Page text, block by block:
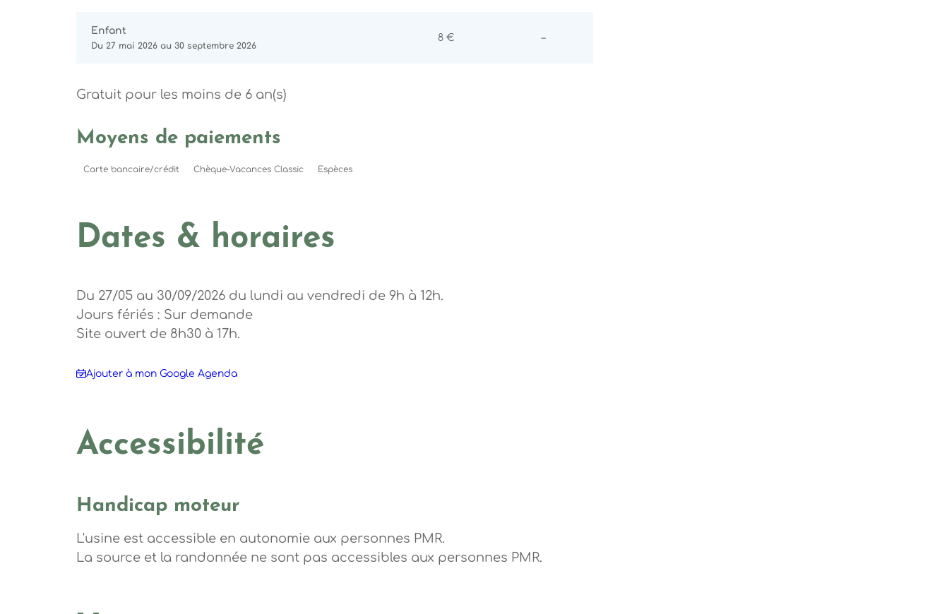
Enfant
Du 27 mai 2026 au 30 septembre 2026
8 € –Non communiqué
Gratuit pour les moins de 6 an(s)
Moyens de paiements
Carte bancaire/crédit Chèque-Vacances Classic Espèces
Dates & horaires
Du 27/05 au 30/09/2026 du lundi au vendredi de 9h à 12h.
Jours fériés : Sur demande
Site ouvert de 8h30 à 17h.
Ajouter à mon Google Agenda
Accessibilité
Handicap moteur
L'usine est accessible en autonomie aux personnes PMR.
La source et la randonnée ne sont pas accessibles aux personnes PMR.